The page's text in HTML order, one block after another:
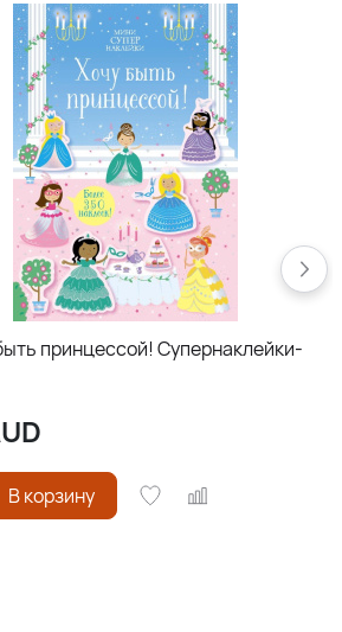
принцессой! Супернаклейки-
В корзину